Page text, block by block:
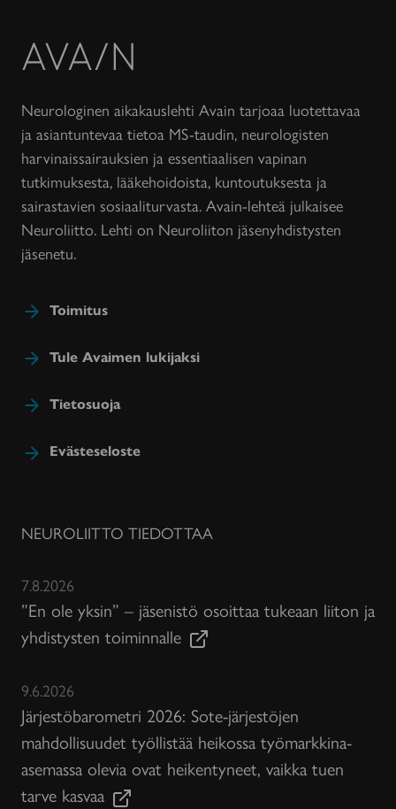
Avain-
lehti
Neurologinen aikakauslehti Avain tarjoaa luotettavaa
ja asiantuntevaa tietoa MS-taudin, neurologisten
harvinaissairauksien ja essentiaalisen vapinan
tutkimuksesta, lääkehoidoista, kuntoutuksesta ja
sairastavien sosiaaliturvasta. Avain-lehteä julkaisee
Neuroliitto. Lehti on Neuroliiton jäsenyhdistysten
jäsenetu.
Toimitus
Tule Avaimen lukijaksi
Tietosuoja
Evästeseloste
NEUROLIITTO TIEDOTTAA
7.8.2026
”En ole yksin” – jäsenistö osoittaa tukeaan liiton ja
yhdistysten toiminnalle
9.6.2026
Järjestöbarometri 2026: Sote-järjestöjen
mahdollisuudet työllistää heikossa työmarkkina-
asemassa olevia ovat heikentyneet, vaikka tuen
tarve kasvaa